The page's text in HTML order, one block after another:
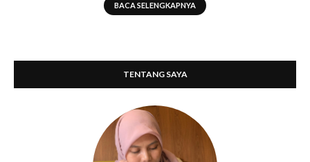
BACA SELENGKAPNYA
TENTANG SAYA